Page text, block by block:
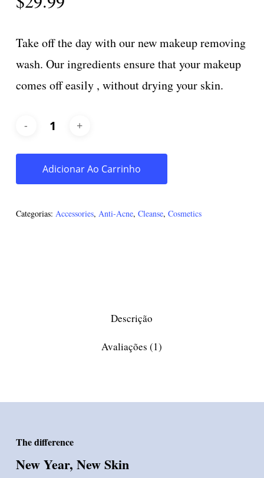
5.00de
avaliação
de
Take off the day with our new makeup removing
wash. Our ingredients ensure that your makeup
comes off easily , without drying your skin.
Adicionar Ao Carrinho
Categorias: Accessories, Anti-Acne, Cleanse, Cosmetics
Descrição
Avaliações (1)
The difference
New Year, New Skin